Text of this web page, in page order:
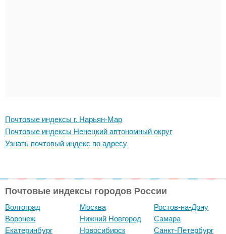
Почтовые индексы г. Нарьян-Мар
Почтовые индексы Ненецкий автономный округ
Узнать почтовый индекс по адресу
Почтовые индексы городов России
Волгоград
Воронеж
Екатеринбург
Москва
Нижний Новгород
Новосибирск
Ростов-на-Дону
Самара
Санкт-Петербург